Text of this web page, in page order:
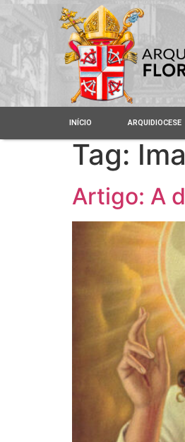
INÍCIO ARQUIDIOCESE
Tag:
Artigo: A